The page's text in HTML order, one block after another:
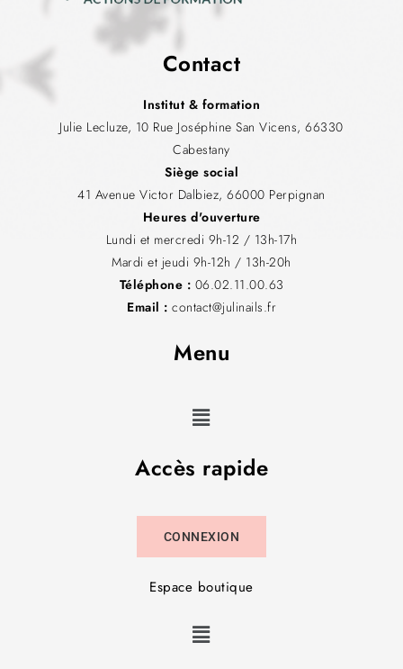
Contact
Institut & formation
Julie Lecluze, 10 Rue Joséphine San Vicens, 66330
Cabestany
Siège social
41 Avenue Victor Dalbiez, 66000 Perpignan
Heures d'ouverture
Lundi et mercredi 9h-12 / 13h-17h
Mardi et jeudi 9h-12h / 13h-20h
Téléphone : 06.02.11.00.63
Email : contact@julinails.fr
Menu
Accès rapide
CONNEXION
Espace boutique